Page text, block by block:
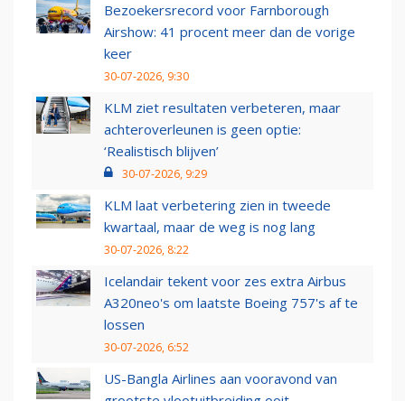
Bezoekersrecord voor Farnborough
Airshow: 41 procent meer dan de vorige
keer
30-07-2026, 9:30
KLM ziet resultaten verbeteren, maar
achteroverleunen is geen optie:
‘Realistisch blijven’
30-07-2026, 9:29
KLM laat verbetering zien in tweede
kwartaal, maar de weg is nog lang
30-07-2026, 8:22
Icelandair tekent voor zes extra Airbus
A320neo's om laatste Boeing 757's af te
lossen
30-07-2026, 6:52
US-Bangla Airlines aan vooravond van